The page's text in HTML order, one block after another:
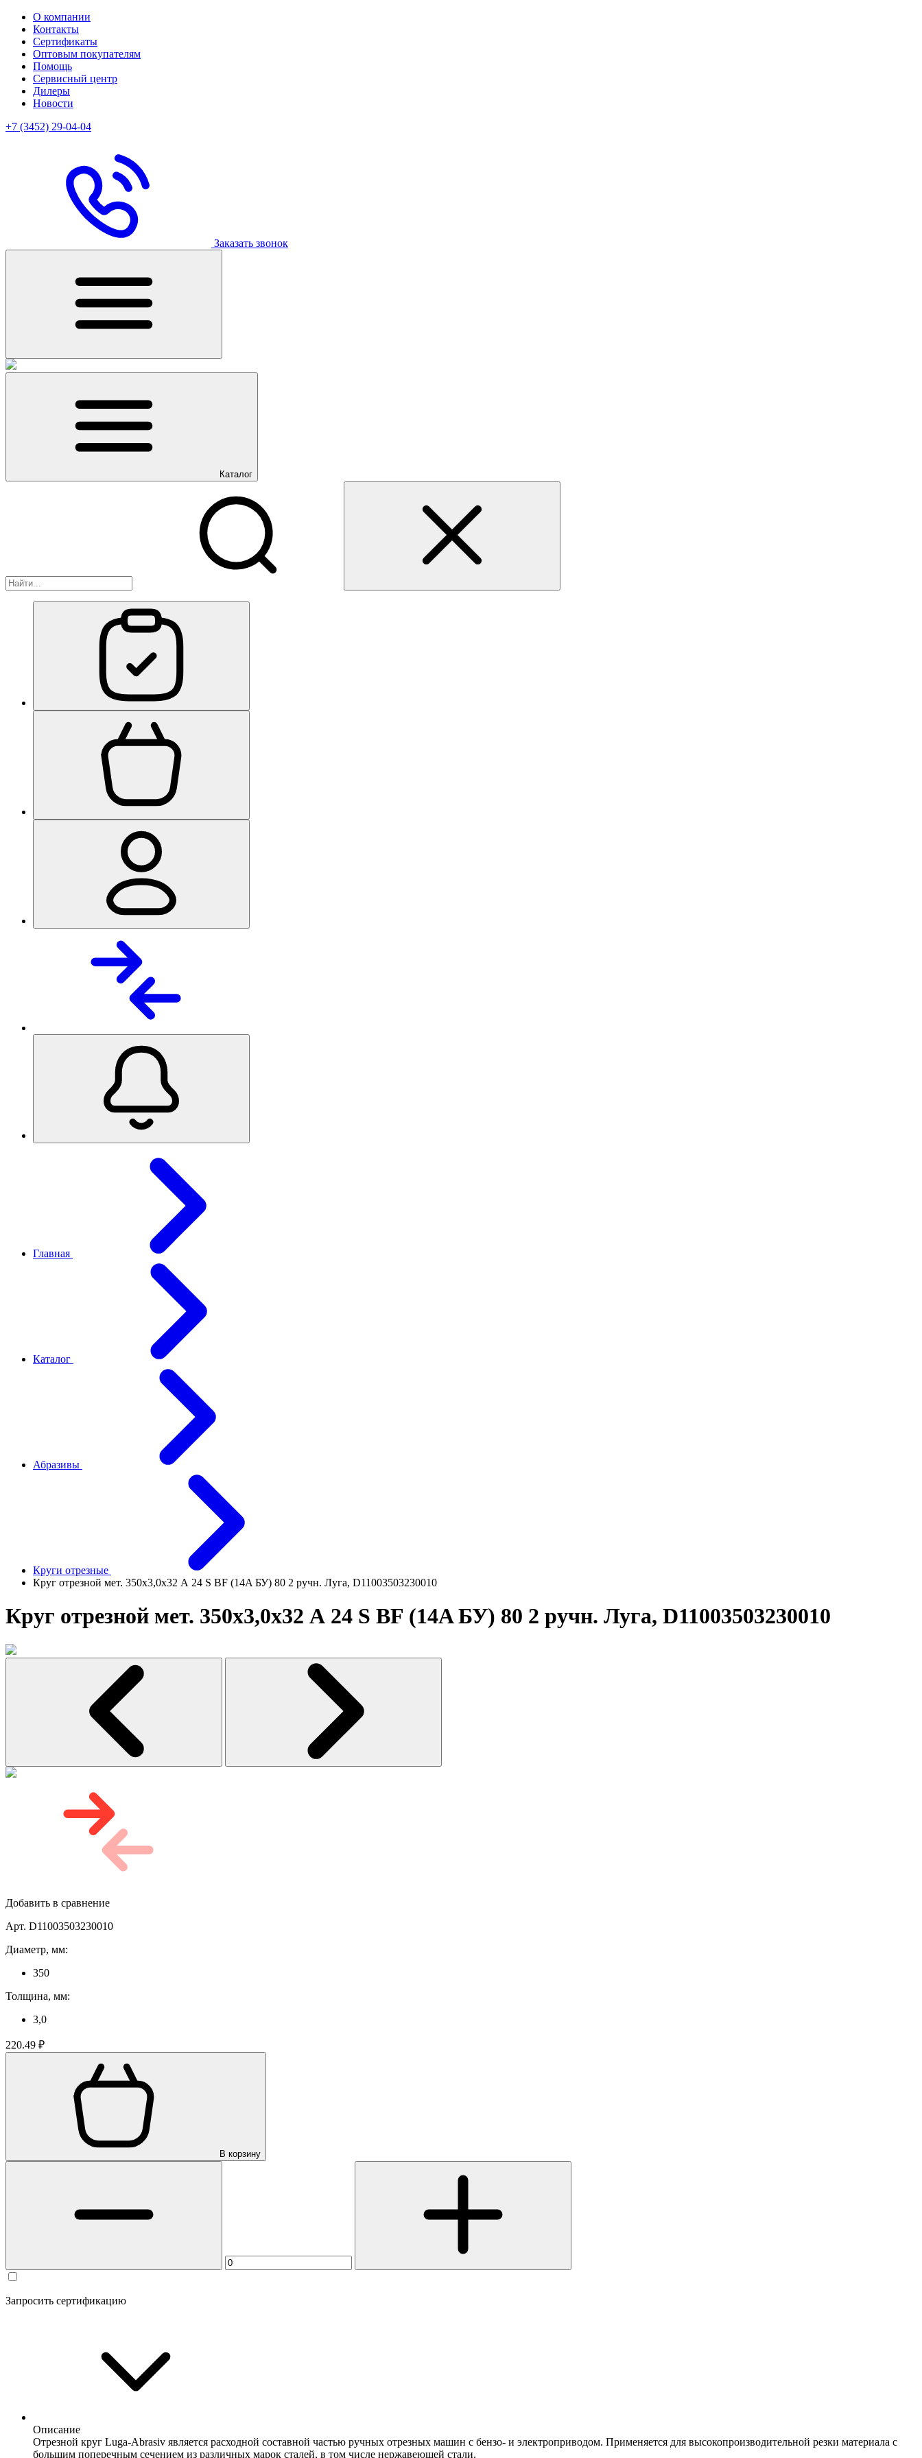
О компании
Контакты
Сертификаты
Оптовым покупателям
Помощь
Сервисный центр
Дилеры
Новости
+7 (3452) 29-04-04
Заказать звонок
Каталог
Главная
Каталог
Абразивы
Круги отрезные
Круг отрезной мет. 350х3,0х32 А 24 S BF (14A БУ) 80 2 ручн. Луга, D11003503230010
Круг отрезной мет. 350х3,0х32 А 24 S BF (14A БУ) 80 2 ручн. Луга, D11003503230010
Добавить в сравнение
Арт. D11003503230010
Диаметр, мм:
350
Толщина, мм:
3,0
220.49 ₽
В корзину
Запросить сертификацию
Описание
Отрезной круг Luga-Abrasiv является расходной составной частью ручных отрезных машин с бензо- и электроприводом. Применяется для высокопроизводительной резки материала с
большим поперечным сечением из различных марок сталей, в том числе нержавеющей стали.